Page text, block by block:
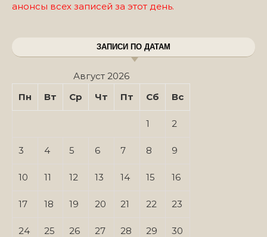
анонсы всех записей за этот день.
ЗАПИСИ ПО ДАТАМ
Август 2026
Пн
Вт Ср Чт Пт Сб Вс
1 2
3 4 5 6 7 8 9
10 11 12 13 14 15 16
17 18 19 20 21 22 23
24 25 26 27 28 29 30